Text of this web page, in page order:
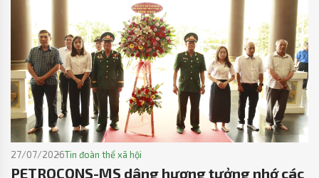
27/07/2026Tin đoàn thể xã hội
PETROCONS-MS dâng hương tưởng nhớ các